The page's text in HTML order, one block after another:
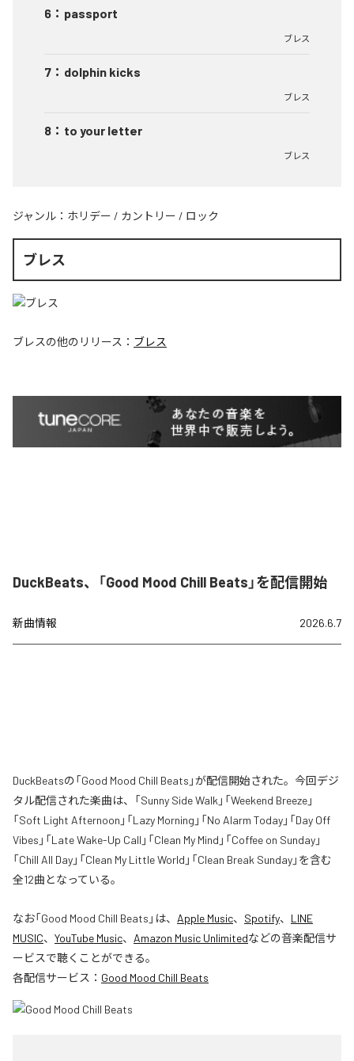
6 ： passport
ブレス
7 ： dolphin kicks
ブレス
8 ： to your letter
ブレス
ジャンル： ホリデー / カントリー / ロック
ブレス
ブレスの他のリリース： ブレス
DuckBeats、「Good Mood Chill Beats」を配信開始
新曲情報 2026.6.7
DuckBeatsの「Good Mood Chill Beats」が配信開始された。今回デジ
タル配信された楽曲は、「Sunny Side Walk」「Weekend Breeze」
「Soft Light Afternoon」「Lazy Morning」「No Alarm Today」「Day Off
Vibes」「Late Wake-Up Call」「Clean My Mind」「Coffee on Sunday」
「Chill All Day」「Clean My Little World」「Clean Break Sunday」を含む
全12曲となっている。
なお「Good Mood Chill Beats 」は、 Apple Music、 Spotify、 LINE
MUSIC、 YouTube Music、 Amazon Music Unlimitedなどの音楽配信サ
ービスで聴くことができる。
各配信サービス： Good Mood Chill Beats